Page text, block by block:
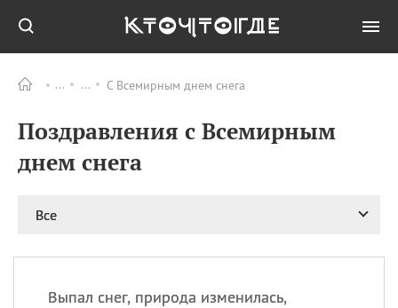
С Всемирным днем снега
Поздравления с Всемирным
днем снега
Все
Выпал снег, природа изменилась,
ПРАЗДНИКИ
09.08 День памяти жертв
атомной
день
рисового пудинга